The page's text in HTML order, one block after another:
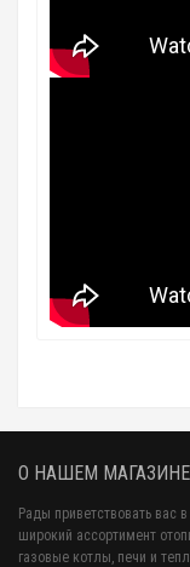
О НАШЕМ МАГАЗИНЕ
Рады приветствовать вас
широкий ассортимент
газовые котлы, печи и